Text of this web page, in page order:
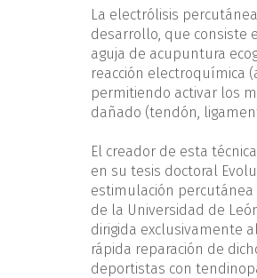
La electrólisis
desarrollo, que consiste
aguja de acupuntura
reacción electroquímica
permitiendo activar los
dañado (tendón,
El creador de esta
en su tesis doctoral
estimulación percutánea
de la Universidad de
dirigida exclusivamente
rápida reparación de
deportistas con